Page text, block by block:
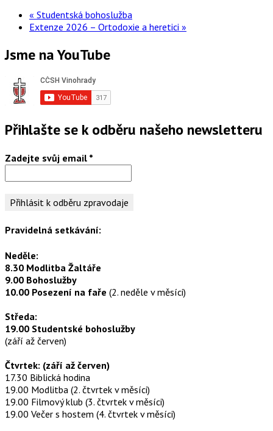
« Studentská bohoslužba
Extenze 2026 – Ortodoxie a heretici »
Jsme na YouTube
Přihlašte se k odběru našeho newsletteru
Zadejte svůj email *
Pravidelná setkávání:
Neděle:
8.30 Modlitba Žaltáře
9.00 Bohoslužby
10.00 Posezení na faře (2. neděle v měsíci)
Středa:
19.00 Studentské bohoslužby
(září až červen)
Čtvrtek: (září až červen)
17.30 Biblická hodina
19.00 Modlitba (2. čtvrtek v měsíci)
19.00 Filmový klub (3. čtvrtek v měsíci)
19.00 Večer s hostem (4. čtvrtek v měsíci)